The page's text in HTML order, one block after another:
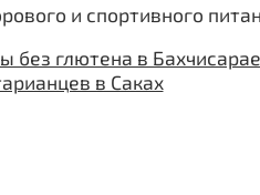
и спортивного
без глютена в Бахчисарае
в Саках